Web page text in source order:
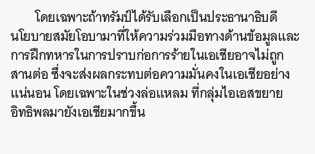
โดยเฉพาะถ้าทรัมป์ได้รับเลือกเป็นประธานาธิบดี
นโยบายสมัยโอบามาที่ให้ความร่วมมือทางด้านข้อมูลและ
การฝึกทหารในการปราบก่อการร้ายในเอเชียอาจไม่ถูก
สานต่อ ซึ่งจะส่งผลกระทบต่อความมั่นคงในเอเชียอย่าง
แน่นอน โดยเฉพาะในช่วงล่อแหลม ที่กลุ่มไอเอสขยาย
อิทธิพลมายังเอเชียมากขึ้น